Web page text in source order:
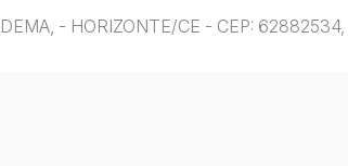
- HORIZONTE/CE - CEP: 62882534,